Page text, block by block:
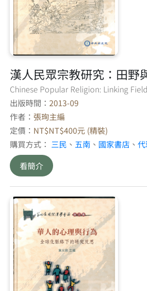
漢人民眾宗教研究：田野
Chinese Popular Religion: Linking
出版時間： 2013-09
作者： 張珣主編
定價： NT$NT$400元 (精裝)
購買方式： 三民 、 五南 、 國家書店 、
看簡介